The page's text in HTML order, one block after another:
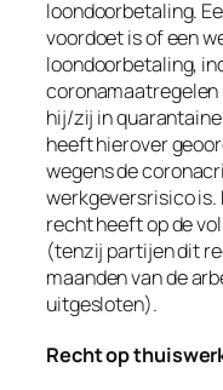
loondoorbetaling.
voordoet is of een
loondoorbetaling,
coronamaatregelen
hij/zij in
heeft hierover
wegens de
werkgeversrisico
recht heeft op de
(tenzij partijen dit
maanden van de
uitgesloten).
Recht op